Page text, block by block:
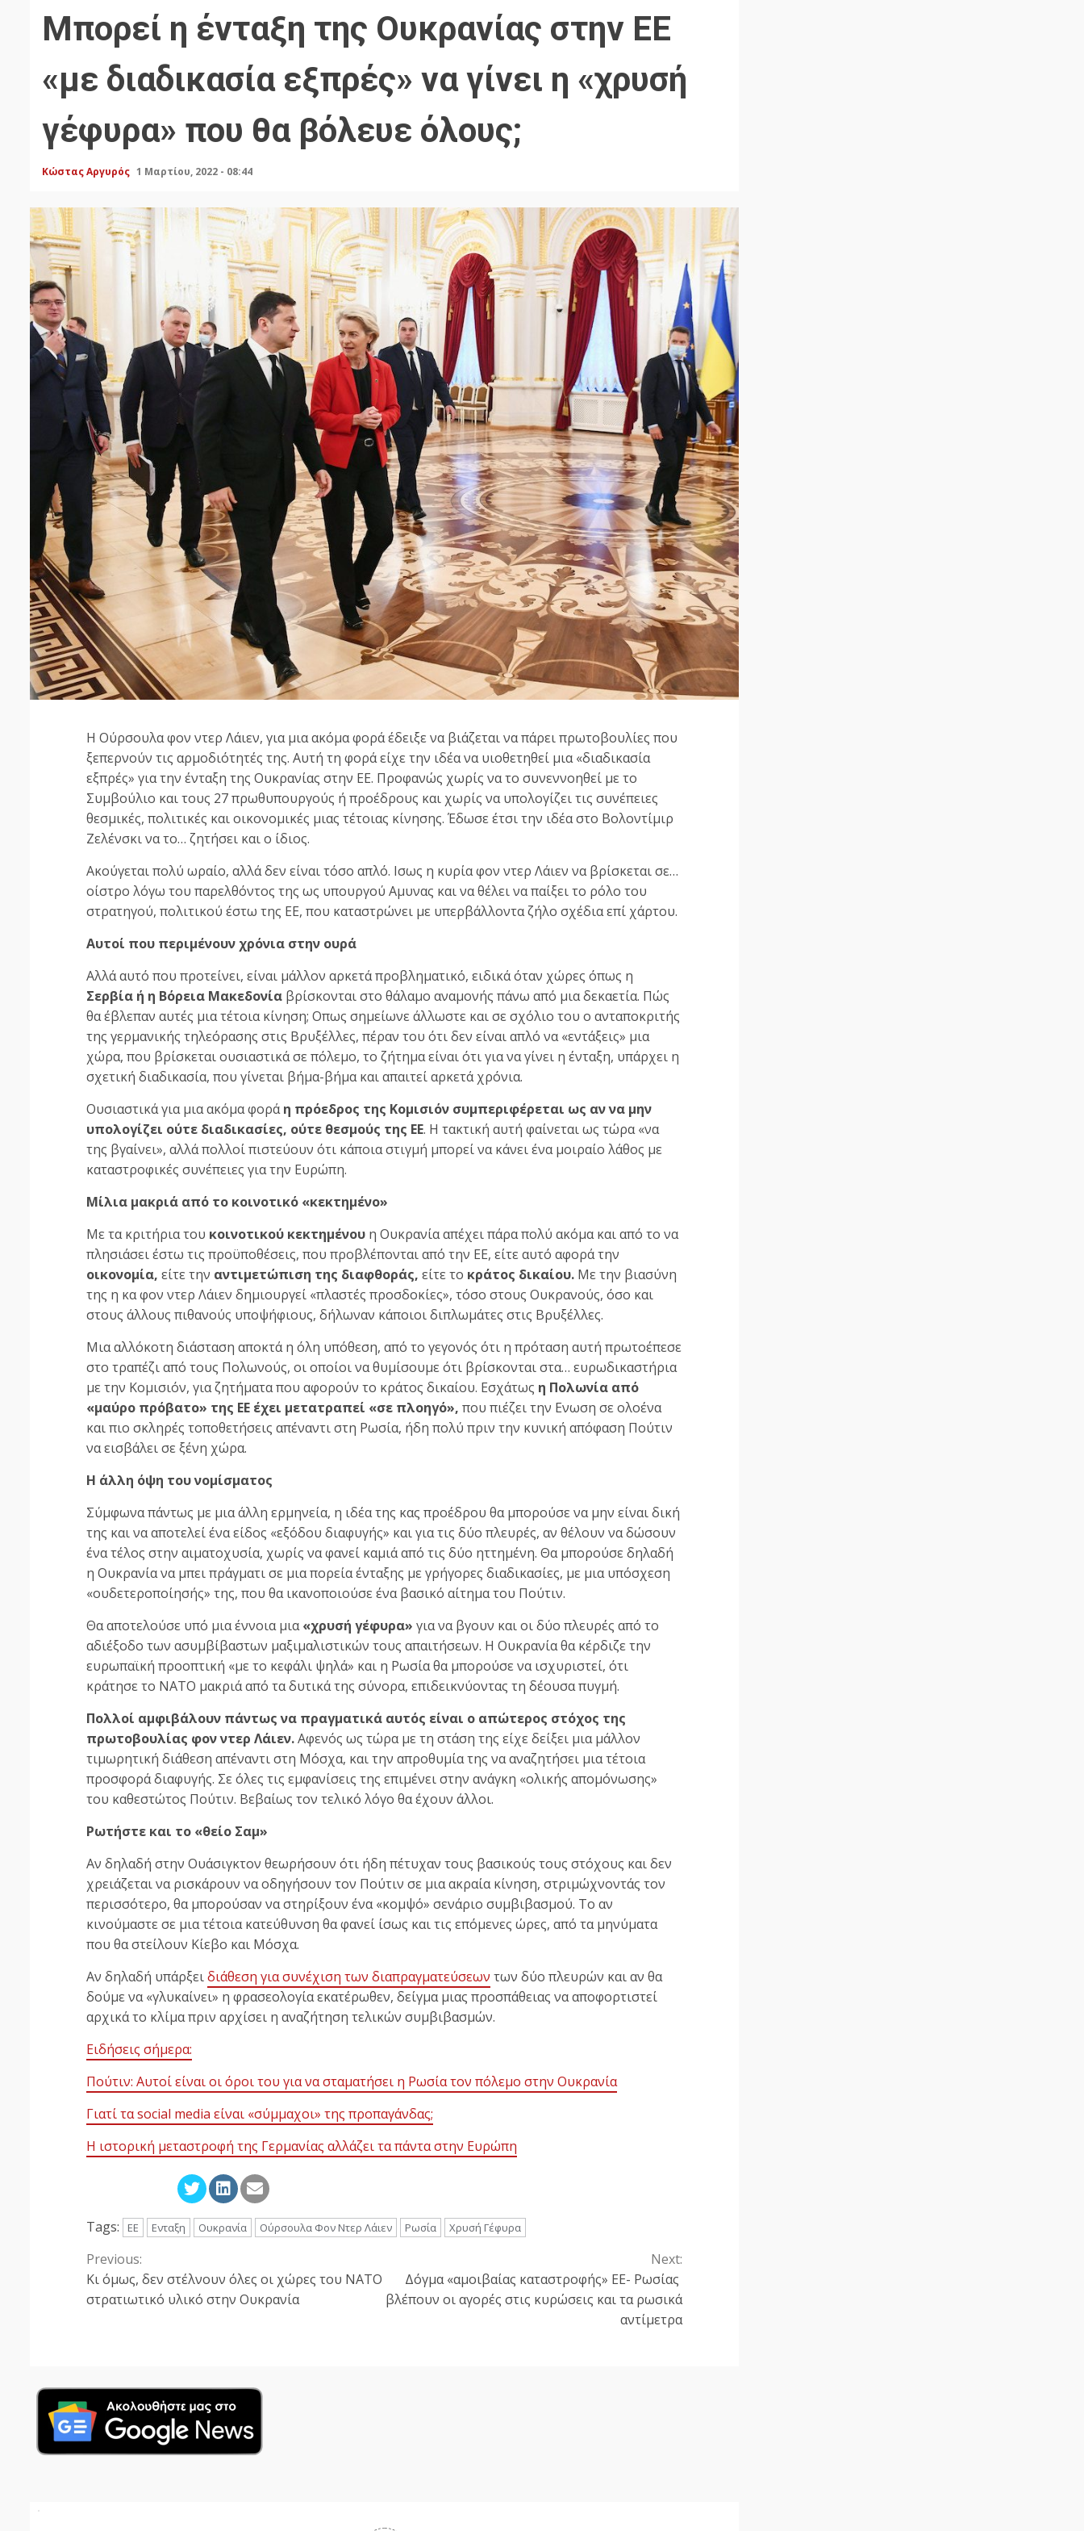
Μπορεί η ένταξη της Ουκρανίας στην ΕΕ
«με διαδικασία εξπρές» να γίνει η «χρυσή
γέφυρα» που θα βόλευε όλους;
Κώστας Αργυρός 1 Μαρτίου, 2022 - 08:44
Η Ούρσουλα φον ντερ Λάιεν, για μια ακόμα φορά έδειξε να βιάζεται να πάρει πρωτοβουλίες που
ξεπερνούν τις αρμοδιότητές της. Αυτή τη φορά είχε την ιδέα να υιοθετηθεί μια «διαδικασία
εξπρές» για την ένταξη της Ουκρανίας στην ΕΕ. Προφανώς χωρίς να το συνεννοηθεί με το
Συμβούλιο και τους 27 πρωθυπουργούς ή προέδρους και χωρίς να υπολογίζει τις συνέπειες
θεσμικές, πολιτικές και οικονομικές μιας τέτοιας κίνησης. Έδωσε έτσι την ιδέα στο Βολοντίμιρ
Ζελένσκι να το… ζητήσει και ο ίδιος.
Ακούγεται πολύ ωραίο, αλλά δεν είναι τόσο απλό. Ισως η κυρία φον ντερ Λάιεν να βρίσκεται σε…
οίστρο λόγω του παρελθόντος της ως υπουργού Αμυνας και να θέλει να παίξει το ρόλο του
στρατηγού, πολιτικού έστω της ΕΕ, που καταστρώνει με υπερβάλλοντα ζήλο σχέδια επί χάρτου.
Αυτοί που περιμένουν χρόνια στην ουρά
Αλλά αυτό που προτείνει, είναι μάλλον αρκετά προβληματικό, ειδικά όταν χώρες όπως η
Σερβία ή η Βόρεια Μακεδονία βρίσκονται στο θάλαμο αναμονής πάνω από μια δεκαετία. Πώς
θα έβλεπαν αυτές μια τέτοια κίνηση; Οπως σημείωνε άλλωστε και σε σχόλιο του ο ανταποκριτής
της γερμανικής τηλεόρασης στις Βρυξέλλες, πέραν του ότι δεν είναι απλό να «εντάξεις» μια
χώρα, που βρίσκεται ουσιαστικά σε πόλεμο, το ζήτημα είναι ότι για να γίνει η ένταξη, υπάρχει η
σχετική διαδικασία, που γίνεται βήμα-βήμα και απαιτεί αρκετά χρόνια.
Ουσιαστικά για μια ακόμα φοράη πρόεδρος της Κομισιόν συμπεριφέρεται ως αν να μην
υπολογίζει ούτε διαδικασίες, ούτε θεσμούς της ΕΕ. Η τακτική αυτή φαίνεται ως τώρα «να
της βγαίνει», αλλά πολλοί πιστεύουν ότι κάποια στιγμή μπορεί να κάνει ένα μοιραίο λάθος με
καταστροφικές συνέπειες για την Ευρώπη.
Μίλια μακριά από το κοινοτικό «κεκτημένο»
Με τα κριτήρια του κοινοτικού κεκτημένου η Ουκρανία απέχει πάρα πολύ ακόμα και από το να
πλησιάσει έστω τις προϋποθέσεις, που προβλέπονται από την ΕΕ, είτε αυτό αφορά την
οικονομία, είτε την αντιμετώπιση της διαφθοράς, είτε το κράτος δικαίου. Με την βιασύνη
της η κα φον ντερ Λάιεν δημιουργεί «πλαστές προσδοκίες», τόσο στους Ουκρανούς, όσο και
στους άλλους πιθανούς υποψήφιους, δήλωναν κάποιοι διπλωμάτες στις Βρυξέλλες.
Μια αλλόκοτη διάσταση αποκτά η όλη υπόθεση, από το γεγονός ότι η πρόταση αυτή πρωτοέπεσε
στο τραπέζι από τους Πολωνούς, οι οποίοι να θυμίσουμε ότι βρίσκονται στα… ευρωδικαστήρια
με την Κομισιόν, για ζητήματα που αφορούν το κράτος δικαίου. Εσχάτως η Πολωνία από
«μαύρο πρόβατο» της ΕΕ έχει μετατραπεί «σε πλοηγό», που πιέζει την Ενωση σε ολοένα
και πιο σκληρές τοποθετήσεις απέναντι στη Ρωσία, ήδη πολύ πριν την κυνική απόφαση Πούτιν
να εισβάλει σε ξένη χώρα.
Η άλλη όψη του νομίσματος
Σύμφωνα πάντως με μια άλλη ερμηνεία, η ιδέα της κας προέδρου θα μπορούσε να μην είναι δική
της και να αποτελεί ένα είδος «εξόδου διαφυγής» και για τις δύο πλευρές, αν θέλουν να δώσουν
ένα τέλος στην αιματοχυσία, χωρίς να φανεί καμιά από τις δύο ηττημένη. Θα μπορούσε δηλαδή
η Ουκρανία να μπει πράγματι σε μια πορεία ένταξης με γρήγορες διαδικασίες, με μια υπόσχεση
«ουδετεροποίησής» της, που θα ικανοποιούσε ένα βασικό αίτημα του Πούτιν.
Θα αποτελούσε υπό μια έννοια μια«χρυσή γέφυρα» για να βγουν και οι δύο πλευρές από το
αδιέξοδο των ασυμβίβαστων μαξιμαλιστικών τους απαιτήσεων. Η Ουκρανία θα κέρδιζε την
ευρωπαϊκή προοπτική «με το κεφάλι ψηλά» και η Ρωσία θα μπορούσε να ισχυριστεί, ότι
κράτησε το ΝΑΤΟ μακριά από τα δυτικά της σύνορα, επιδεικνύοντας τη δέουσα πυγμή.
Πολλοί αμφιβάλουν πάντως να πραγματικά αυτός είναι ο απώτερος στόχος της
πρωτοβουλίας φον ντερ Λάιεν.Αφενός ως τώρα με τη στάση της είχε δείξει μια μάλλον
τιμωρητική διάθεση απέναντι στη Μόσχα, και την απροθυμία της να αναζητήσει μια τέτοια
προσφορά διαφυγής. Σε όλες τις εμφανίσεις της επιμένει στην ανάγκη «ολικής απομόνωσης»
του καθεστώτος Πούτιν. Βεβαίως τον τελικό λόγο θα έχουν άλλοι.
Ρωτήστε και το «θείο Σαμ»
Αν δηλαδή στην Ουάσιγκτον θεωρήσουν ότι ήδη πέτυχαν τους βασικούς τους στόχους και δεν
χρειάζεται να ρισκάρουν να οδηγήσουν τον Πούτιν σε μια ακραία κίνηση, στριμώχνοντάς τον
περισσότερο, θα μπορούσαν να στηρίξουν ένα «κομψό» σενάριο συμβιβασμού. Το αν
κινούμαστε σε μια τέτοια κατεύθυνση θα φανεί ίσως και τις επόμενες ώρες, από τα μηνύματα
που θα στείλουν Κίεβο και Μόσχα.
Αν δηλαδή υπάρξειδιάθεση για συνέχιση των διαπραγματεύσεων των δύο πλευρών και αν θα
δούμε να «γλυκαίνει» η φρασεολογία εκατέρωθεν, δείγμα μιας προσπάθειας να αποφορτιστεί
αρχικά το κλίμα πριν αρχίσει η αναζήτηση τελικών συμβιβασμών.
Ειδήσεις σήμερα:
Πούτιν: Αυτοί είναι οι όροι του για να σταματήσει η Ρωσία τον πόλεμο στην Ουκρανία
Γιατί τα social media είναι «σύμμαχοι» της προπαγάνδας;
Η ιστορική μεταστροφή της Γερμανίας αλλάζει τα πάντα στην Ευρώπη
Tags: ΕΕ Ενταξη Ουκρανία Ούρσουλα Φον Ντερ Λάιεν Ρωσία Χρυσή Γέφυρα
Continue
Reading
Previous:
Κι όμως, δεν στέλνουν όλες οι χώρες του ΝΑΤΟ
στρατιωτικό υλικό στην Ουκρανία
Next:
Δόγμα «αμοιβαίας καταστροφής» ΕΕ- Ρωσίας
βλέπουν οι αγορές στις κυρώσεις και τα ρωσικά
αντίμετρα